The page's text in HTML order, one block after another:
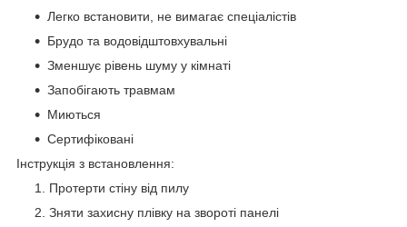
Легко встановити, не вимагає спеціалістів
Брудо та водовідштовхувальні
Зменшує рівень шуму у кімнаті
Запобігають травмам
Миються
Сертифіковані
​Інструкція з встановлення:
Протерти стіну від пилу
Зняти захисну плівку на звороті панелі